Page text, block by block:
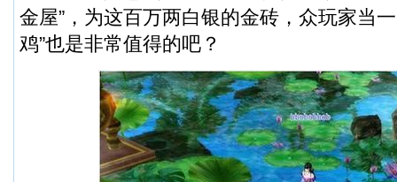
金屋”，为这百万两白银的金砖，众玩家当
鸡”也是非常值得的吧？